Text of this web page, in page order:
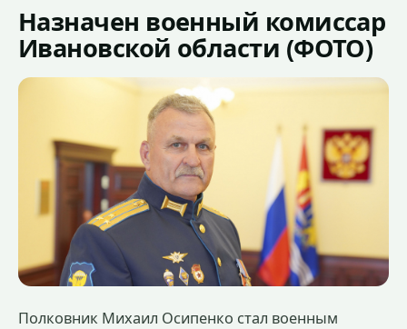
Назначен военный комиссар
Ивановской области (ФОТО)
Полковник Михаил Осипенко стал военным